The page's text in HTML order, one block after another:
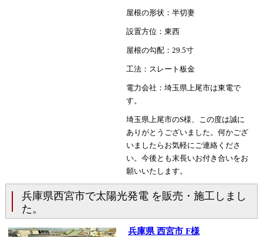
屋根の形状：半切妻
設置方位：東西
屋根の勾配：29.5寸
工法：スレート板金
電力会社：埼玉県上尾市は東電で
す。
埼玉県上尾市のS様、この度は誠に
ありがとうございました。何かござ
いましたらお気軽にご連絡くださ
い。今後とも末長いお付き合いをお
願いいたします。
兵庫県西宮市で太陽光発電 を販売・施工しまし
た。
兵庫県 西宮市 F様